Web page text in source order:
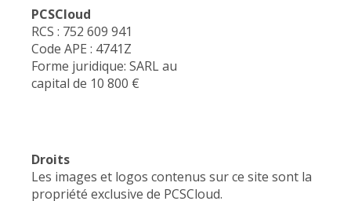
PCSCloud
RCS : 752 609 941
Code APE : 4741Z
Forme juridique: SARL au
capital de 10 800 €
Droits
Les images et logos contenus sur ce site sont la
propriété exclusive de PCSCloud.